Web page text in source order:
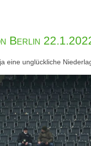
Berlin
eine unglückliche